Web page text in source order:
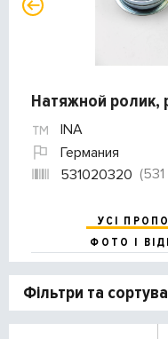
Натяжной ролик,
INA
Германия
531020320
УСІ
ФОТО І
Фільтри та